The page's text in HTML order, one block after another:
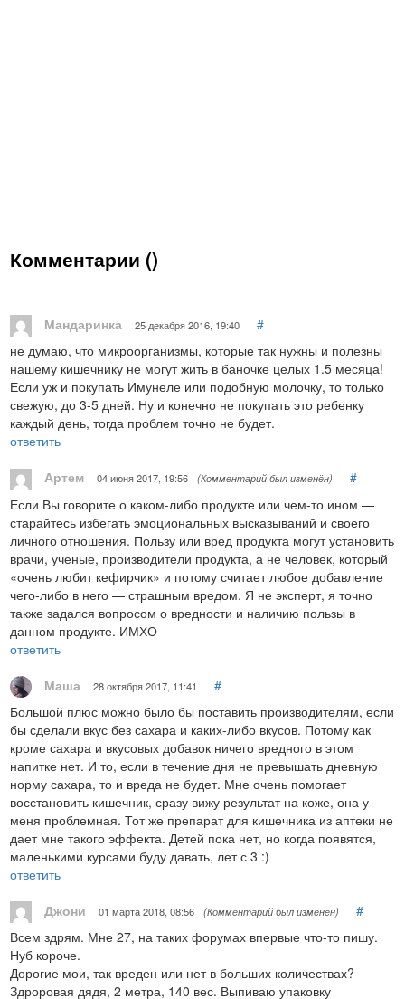
Комментарии ()
Мандаринка 25 декабря 2016, 19:40
#
не думаю, что микроорганизмы, которые так нужны и полезны
нашему кишечнику не могут жить в баночке целых 1.5 месяца!
Если уж и покупать Имунеле или подобную молочку, то только
свежую, до 3-5 дней. Ну и конечно не покупать это ребенку
каждый день, тогда проблем точно не будет.
ответить
Артем
04 июня 2017, 19:56 (Комментарий был изменён)
#
Если Вы говорите о каком-либо продукте или чем-то ином —
старайтесь избегать эмоциональных высказываний и своего
личного отношения. Пользу или вред продукта могут установить
врачи, ученые, производители продукта, а не человек, который
«очень любит кефирчик» и потому считает любое добавление
чего-либо в него — страшным вредом. Я не эксперт, я точно
также задался вопросом о вредности и наличию пользы в
данном продукте. ИМХО
ответить
Маша
28 октября 2017, 11:41
#
Большой плюс можно было бы поставить производителям, если
бы сделали вкус без сахара и каких-либо вкусов. Потому как
кроме сахара и вкусовых добавок ничего вредного в этом
напитке нет. И то, если в течение дня не превышать дневную
норму сахара, то и вреда не будет. Мне очень помогает
восстановить кишечник, сразу вижу результат на коже, она у
меня проблемная. Тот же препарат для кишечника из аптеки не
дает мне такого эффекта. Детей пока нет, но когда появятся,
маленькими курсами буду давать, лет с 3 :)
ответить
Джони
01 марта 2018, 08:56 (Комментарий был изменён)
#
Всем здрям. Мне 27, на таких форумах впервые что-то пишу.
Нуб короче.
Дорогие мои, так вреден или нет в больших количествах?
Здроровая дядя, 2 метра, 140 вес. Выпиваю упаковку